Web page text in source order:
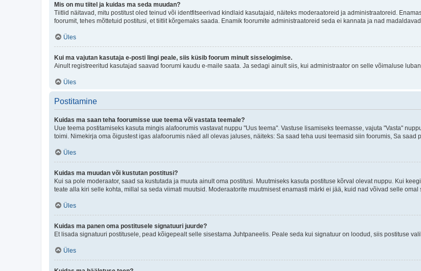
Mis on mu tiitel ja kuidas ma seda muudan?
Tiitlid näitavad, mitu postitust oled teinud või identfitseerivad kindlaid kasutajaid, näiteks moderaatoreid ja administraatoreid.
foorumit, tehes mõttetuid postitusi, et tiitlit kõrgemaks saada. Enamik foorumite administraatoreid seda ei kannata ja nad madaldavad
Üles
Kui ma vajutan kasutaja e-posti lingi peale, siis küsib foorum minult sisselogimise.
Ainult registreeritud kasutajad saavad foorumi kaudu e-maile saata. Ja sedagi ainult siis, kui administraator on selle võimaluse
Üles
Postitamine
Kuidas ma saan teha foorumisse uue teema või vastata teemale?
Uue teema postitamiseks kasuta mingis alafoorumis vastavat nuppu "Uus teema". Vastuse lisamiseks teemasse, vajuta "Vasta"
toimi. Nimekirja oma õigustest igas alafoorumis näed all olevas jaluses, näiteks: Sa saad teha uusi teemasid siin foorumis, Sa saad
Üles
Kuidas ma muudan või kustutan postitusi?
Kui sa pole moderaator, saad sa kustutada ja muuta ainult oma postitusi. Muutmiseks kasuta postituse kõrval olevat nuppu. Kui
teate alla kiri selle kohta, millal sa seda viimati muutsid. Moderaatorite muutmisest enamasti märki ei jää, kuid nad võivad selle omal
Üles
Kuidas ma panen oma postitusele signatuuri juurde?
Et lisada signatuuri postitusele, pead kõigepealt selle sisestama Juhtpaneelis. Peale seda kui signatuur on loodud, siis postituse
Üles